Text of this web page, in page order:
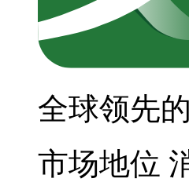
全球领先
市场地位